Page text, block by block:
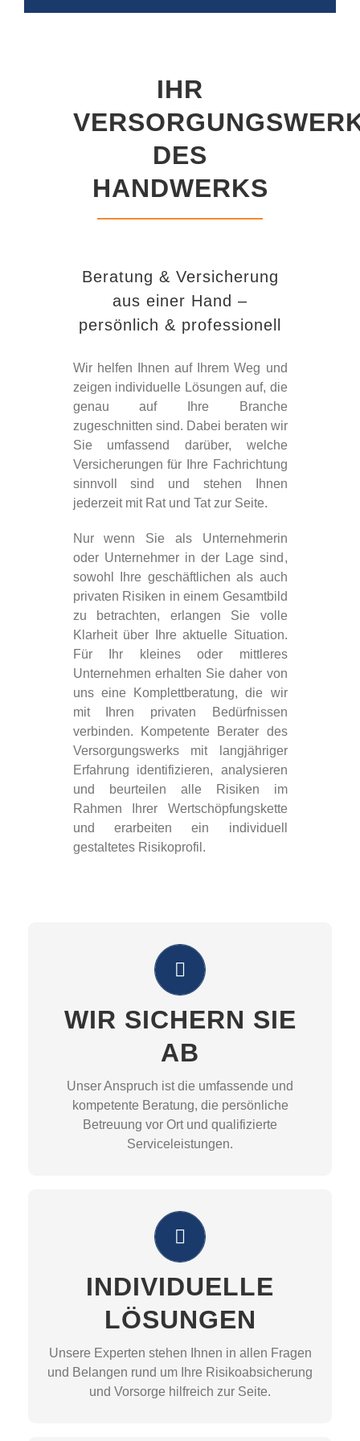
IHR
DES
HANDWERKS
Beratung & Versicherung
aus einer Hand –
persönlich & professionell
Wir helfen Ihnen auf Ihrem Weg und
zeigen individuelle Lösungen auf, die
genau auf Ihre Branche
zugeschnitten sind. Dabei beraten wir
Sie umfassend darüber, welche
Versicherungen für Ihre Fachrichtung
sinnvoll sind und stehen Ihnen
jederzeit mit Rat und Tat zur Seite.
Nur wenn Sie als Unternehmerin
oder Unternehmer in der Lage sind,
sowohl Ihre geschäftlichen als auch
privaten Risiken in einem Gesamtbild
zu betrachten, erlangen Sie volle
Klarheit über Ihre aktuelle Situation.
Für Ihr kleines oder mittleres
Unternehmen erhalten Sie daher von
uns eine Komplettberatung, die wir
mit Ihren privaten Bedürfnissen
verbinden. Kompetente Berater des
Versorgungswerks mit langjähriger
Erfahrung identifizieren, analysieren
und beurteilen alle Risiken im
Rahmen Ihrer Wertschöpfungskette
und erarbeiten ein individuell
gestaltetes Risikoprofil.
WIR SICHERN SIE
AB
Unser Anspruch ist die umfassende und
kompetente Beratung, die persönliche
Betreuung vor Ort und qualifizierte
Serviceleistungen.
INDIVIDUELL & UMFASSEND
Wir beantworten Ihnen gerne alle Fragen, die
Zukunftsvorsorge haben. Wir errechnen rasch
und zuverlässig Ihren persönlichen Bedarf,
werfen ein kritisches Auge auf Ihren derzeitigen
Versicherungsschutz und zeigen Ihnen
Optimierungsmöglichkeiten im Rahmen von
veränderten Lebens- und
Geschäftsperspektiven auf.
INDIVIDUELLE
LÖSUNGEN
Unsere Experten stehen Ihnen in allen Fragen
und Belangen rund um Ihre Risikoabsicherung
und Vorsorge hilfreich zur Seite.
AUF SIE ZUGESCHNITTEN
Unsere Experten schätzen Ihre aktuelle
ein und entwerfen für Sie ein persönliches
Risikoprofil. Mit unseren flexiblen
Versicherungsmodulen der
Geschäftsversicherung für kleine oder mittlere
Unternehmen können wir Ihnen
maßgeschneiderte Versicherungslösungen